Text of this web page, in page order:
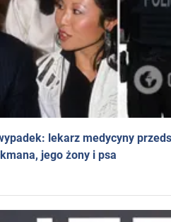
lekarz medycyny
jego żony i psa